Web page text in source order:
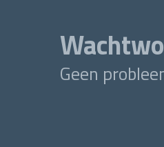
Geen